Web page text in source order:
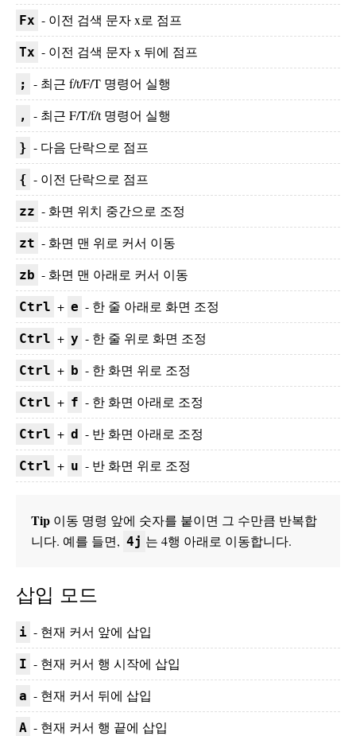
Fx - 이전 검색 문자 x로 점프
Tx - 이전 검색 문자 x 뒤에 점프
; - 최근 f/t/F/T 명령어 실행
, - 최근 F/T/f/t 명령어 실행
} - 다음 단락으로 점프
{ - 이전 단락으로 점프
zz - 화면 위치 중간으로 조정
zt - 화면 맨 위로 커서 이동
zb - 화면 맨 아래로 커서 이동
Ctrl + e - 한 줄 아래로 화면 조정
Ctrl + y - 한 줄 위로 화면 조정
Ctrl + b - 한 화면 위로 조정
Ctrl + f - 한 화면 아래로 조정
Ctrl + d - 반 화면 아래로 조정
Ctrl + u - 반 화면 위로 조정
Tip 이동 명령 앞에 숫자를 붙이면 그 수만큼 반복합
니다. 예를 들면, 4j 는 4행 아래로 이동합니다.
삽입 모드
i - 현재 커서 앞에 삽입
I - 현재 커서 행 시작에 삽입
a - 현재 커서 뒤에 삽입
A - 현재 커서 행 끝에 삽입